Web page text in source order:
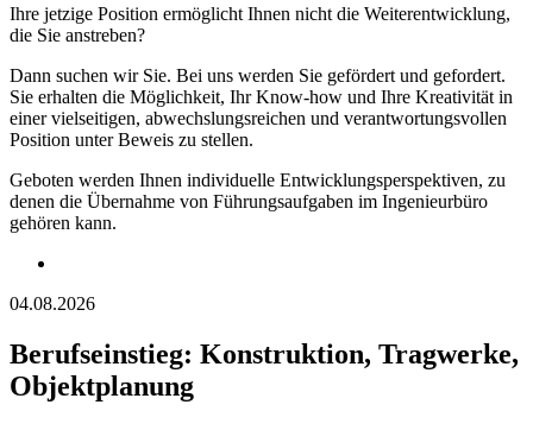
Ihre jetzige Position ermöglicht Ihnen nicht die Weiterentwicklung,
die Sie anstreben?
Dann suchen wir Sie. Bei uns werden Sie gefördert und gefordert.
Sie erhalten die Möglichkeit, Ihr Know-how und Ihre Kreativität in
einer vielseitigen, abwechslungsreichen und verantwortungsvollen
Position unter Beweis zu stellen.
Geboten werden Ihnen individuelle Entwicklungsperspektiven, zu
denen die Übernahme von Führungsaufgaben im Ingenieurbüro
gehören kann.
04.08.2026
Berufseinstieg: Konstruktion, Tragwerke,
Objektplanung